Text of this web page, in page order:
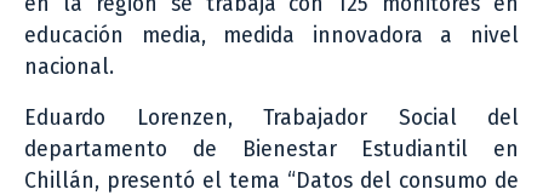
educación media, medida innovadora a nivel
nacional.
Eduardo Lorenzen, Trabajador Social del
departamento de Bienestar Estudiantil en
Chillán, presentó el tema “Datos del consumo de